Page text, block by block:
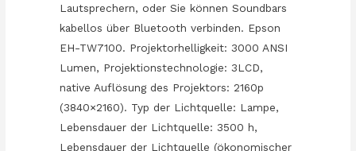
Lautsprechern, oder Sie können Soundbars
kabellos über Bluetooth verbinden. Epson
EH-TW7100. Projektorhelligkeit: 3000 ANSI
Lumen, Projektionstechnologie: 3LCD,
native Auflösung des Projektors: 2160p
(3840×2160). Typ der Lichtquelle: Lampe,
Lebensdauer der Lichtquelle: 3500 h,
Lebensdauer der Lichtquelle (ökonomischer